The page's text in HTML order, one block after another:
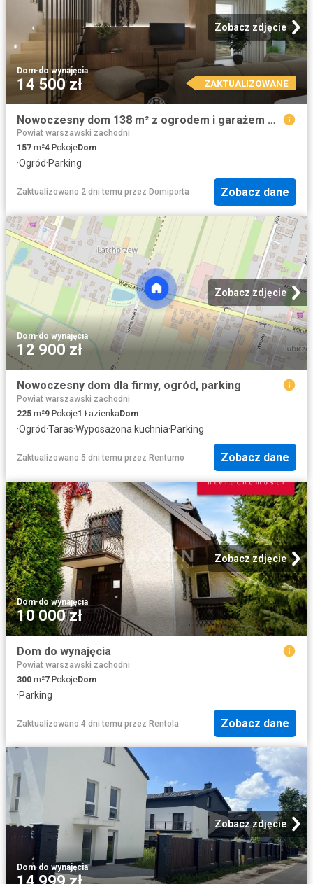
Zobacz zdjęcie
Dom·do wynajęcia
14 500 zł ZAKTUALIZOWANE
Nowoczesny dom 138 m² z ogrodem i garażem wysoki standard
Powiat warszawski zachodni
157 m²4 PokojeDom
·Ogród·Parking
Zaktualizowano 2 dni temu przez Domiporta Zobacz dane
Zobacz zdjęcie
Dom·do wynajęcia
12 900 zł
Nowoczesny dom dla firmy, ogród, parking
Powiat warszawski zachodni
225 m²9 Pokoje1 Łazienka Dom
·Ogród·Taras·Wyposażona kuchnia·Parking
Zaktualizowano 5 dni temu przez Rentumo Zobacz dane
Zobacz zdjęcie
Dom·do wynajęcia
10 000 zł
Dom do wynajęcia
Powiat warszawski zachodni
300 m²7 PokojeDom
·Parking
Zaktualizowano 4 dni temu przez Rentola Zobacz dane
Zobacz zdjęcie
Dom·do wynajęcia